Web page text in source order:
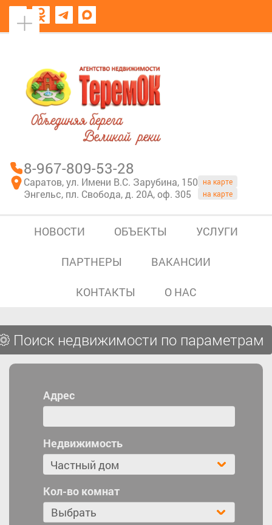
8-967-809-53-28
Саратов, ул. Имени В.С. Зарубина, 150 на карте
Энгельс, пл. Свобода, д. 20А, оф. 305 на карте
НОВОСТИ ОБЪЕКТЫ УСЛУГИ
ПАРТНЕРЫ ВАКАНСИИ
КОНТАКТЫ О НАС
Поиск недвижимости по параметрам
Адрес
Недвижимость
Кол-во комнат
Выбрать